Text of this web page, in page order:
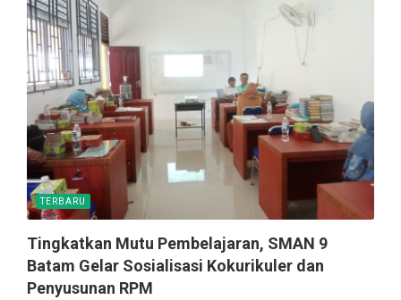
TERBARU
Tingkatkan Mutu Pembelajaran, SMAN 9
Batam Gelar Sosialisasi Kokurikuler dan
Penyusunan RPM